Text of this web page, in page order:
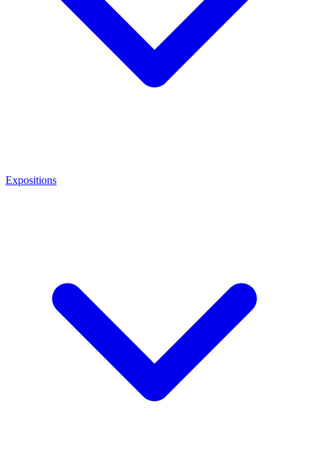
Expositions